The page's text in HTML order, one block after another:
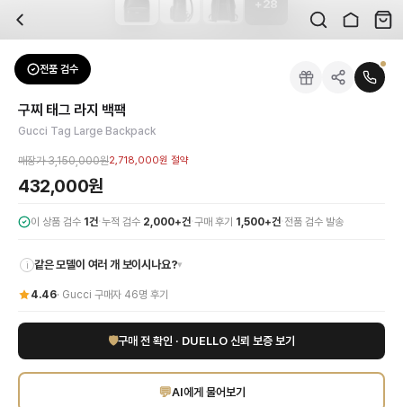
배송은 얼마나 걸리나요?
검수는 어떻게 진행되나요? 검수 사진을 받을 수 있나요?
전문 스태프가 실물 상품을 직접 확인한 후 검수 사진을 제공합니다. 가죽 재질,
교환이나 반품이 가능한가요?
수령 후 7일 이내 신청하시면 상품 하자, 사이즈 불일치, 고객 변심 모두 교환·반
쿠폰과 적립금을 함께 사용할 수 있나요?
네, 쿠폰과 적립금을 결제 시 함께 사용하실 수 있습니다. 적립금은 1,000원 이상
브랜드:
성별:남성
색상:블랙
가격:432,000원
Gucci의 시그니처 럭셔리 감각과 모던함이 완벽하게 조화된 구찌 태그 라지 백팩
구찌 태그 라지 백팩
28
전품 검수
Gucci백팩
구찌 태그 라지 백팩
Gucci Tag Large Backpack
매장가3,150,000원2,718,000원 절약
432,000원
이 상품 검수 1건·누적 검수 2,000+건·구매 후기 1,500+건· 전품 검수 발송
i 같은 모델이 여러 개 보이시나요?▾
4.46· Gucci 구매자 46명 후기
🛡구매 전 확인 · DUELLO 신뢰 보증 보기
💬AI에게 물어보기